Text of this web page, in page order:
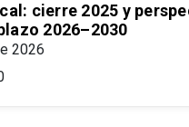
cierre 2025 y
2026–2030
2026